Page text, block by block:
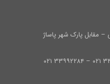
مقابل پارک شهر پاساژ